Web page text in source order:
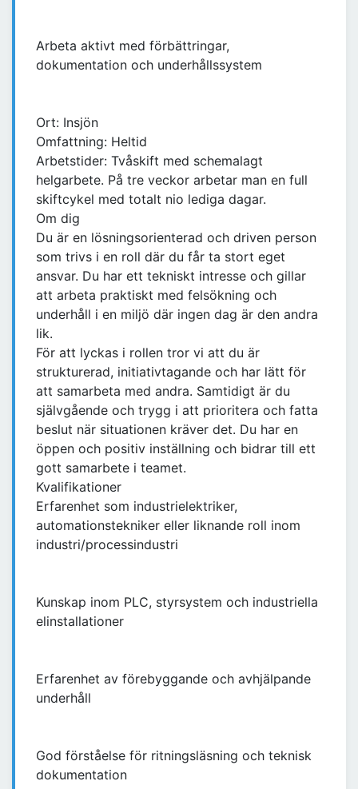
Arbeta aktivt med förbättringar,
dokumentation och underhållssystem
Ort: Insjön
Omfattning: Heltid
Arbetstider: Tvåskift med schemalagt
helgarbete. På tre veckor arbetar man en full
skiftcykel med totalt nio lediga dagar.
Om dig
Du är en lösningsorienterad och driven person
som trivs i en roll där du får ta stort eget
ansvar. Du har ett tekniskt intresse och gillar
att arbeta praktiskt med felsökning och
underhåll i en miljö där ingen dag är den andra
lik.
För att lyckas i rollen tror vi att du är
strukturerad, initiativtagande och har lätt för
att samarbeta med andra. Samtidigt är du
självgående och trygg i att prioritera och fatta
beslut när situationen kräver det. Du har en
öppen och positiv inställning och bidrar till ett
gott samarbete i teamet.
Kvalifikationer
Erfarenhet som industrielektriker,
automationstekniker eller liknande roll inom
industri/processindustri
Kunskap inom PLC, styrsystem och industriella
elinstallationer
Erfarenhet av förebyggande och avhjälpande
underhåll
God förståelse för ritningsläsning och teknisk
dokumentation